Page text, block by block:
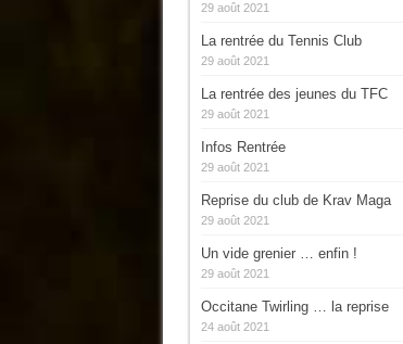
29 août 2021
La rentrée du Tennis Club
29 août 2021
La rentrée des jeunes du TFC
29 août 2021
Infos Rentrée
29 août 2021
Reprise du club de Krav Maga
29 août 2021
Un vide grenier … enfin !
29 août 2021
Occitane Twirling … la reprise
24 août 2021